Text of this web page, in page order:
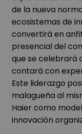
de la nueva
ecosistemas de
convertirá en
presencial del
que se celebrará
contará con
Este liderazgo
malagueña al
Haier como
innovación